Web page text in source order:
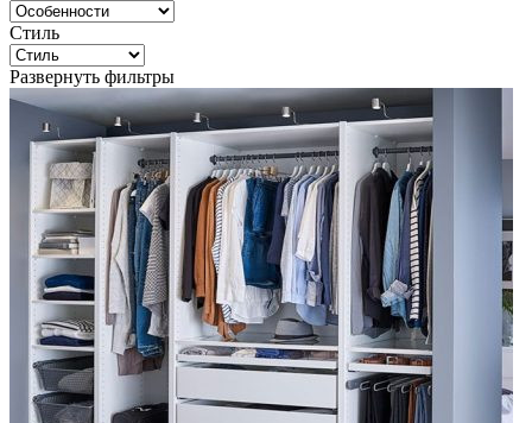
Стиль
Развернуть фильтры